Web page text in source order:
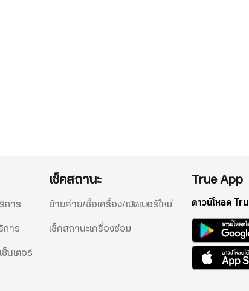
การ
การ
นเตอร์
เช็คสถานะ
ย้ายค่าย/ซื้อเครื่อง/เปิดเบอร์ใหม่
เช็คสถานะเครื่องซ่อม
True App
ดาวน์โหลด